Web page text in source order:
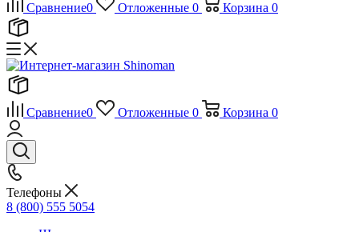
Сравнение0 Отложенные 0 Корзина 0
Сравнение0 Отложенные 0 Корзина 0
Телефоны
8 (800) 555 5054